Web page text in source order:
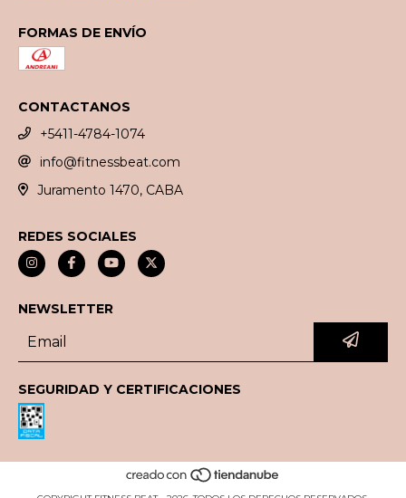
FORMAS DE ENVÍO
CONTACTANOS
+5411-4784-1074
info@fitnessbeat.com
Juramento 1470, CABA
REDES SOCIALES
NEWSLETTER
SEGURIDAD Y CERTIFICACIONES